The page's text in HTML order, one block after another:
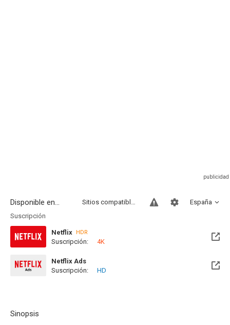
Disponible en... España
Sitios compatibles
Suscripción
Netflix HDR
Suscripción: 4K
Netflix Ads
Suscripción:
HD
Sinopsis